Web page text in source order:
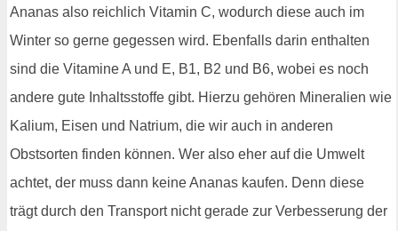
Ananas also reichlich Vitamin C, wodurch diese auch im
Winter so gerne gegessen wird. Ebenfalls darin enthalten
sind die Vitamine A und E, B1, B2 und B6, wobei es noch
andere gute Inhaltsstoffe gibt. Hierzu gehören Mineralien wie
Kalium, Eisen und Natrium, die wir auch in anderen
Obstsorten finden können. Wer also eher auf die Umwelt
achtet, der muss dann keine Ananas kaufen. Denn diese
trägt durch den Transport nicht gerade zur Verbesserung der